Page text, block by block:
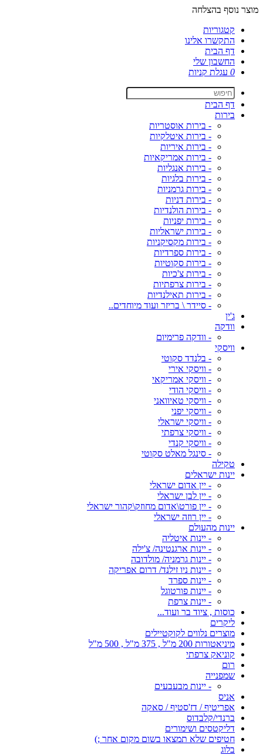
מוצר נוסף בהצלחה
קטגוריות
התקשרו אלינו
דף הבית
החשבון שלי
0 עגלת קניות
דף הבית
בירות
- בירות אוסטריות
- בירות איטלקיות
- בירות איריות
- בירות אמריקאיות
- בירות אנגליות
- בירות בלגיות
- בירות גרמניות
- בירות דניות
- בירות הולנדיות
- בירות יפניות
- בירות ישראליות
- בירות מקסיקניות
- בירות ספרדיות
- בירות סקוטיות
- בירות צ'כיות
- בירות צרפתיות
- בירות תאילנדיות
- סיידר \ בריזר ועוד מיוחדים..
ג'ין
וודקה
- וודקה פרימיום
וויסקי
- בלנדד סקוטי
- וויסקי אירי
- וויסקי אמריקאי
- וויסקי הודי
- וויסקי טאיוואני
- וויסקי יפני
- וויסקי ישראלי
- וויסקי צרפתי
- וויסקי קנדי
- סינגל מאלט סקוטי
טקילה
יינות ישראלים
- יין אדום ישראלי
- יין לבן ישראלי
- יין פורט\אדום מחוזק\קהור ישראלי
- יין רוזה ישראלי
יינות מהעולם
- יינות איטליה
- יינות ארגנטינה/ צ'ילה
- יינות גרמניה/ מולדובה
- יינות ניו זילנד/ דרום אפריקה
- יינות ספרד
- יינות פורטוגל
- יינות צרפת
כוסות , ציוד בר ועוד...
ליקרים
מוצרים נלווים לקוקטיילים
מיניאטורות 200 מ"ל , 375 מ"ל , 500 מ"ל
קוניאק צרפתי
רום
שמפנייה
- יינות מבעבעים
אניס
אפריטיף / דז'סטיף / סאקה
ברנדי/קלבדוס
דליקטסים ושימורים
חטיפים שלא תמצאו בשום מקום אחר ;)
בלוג